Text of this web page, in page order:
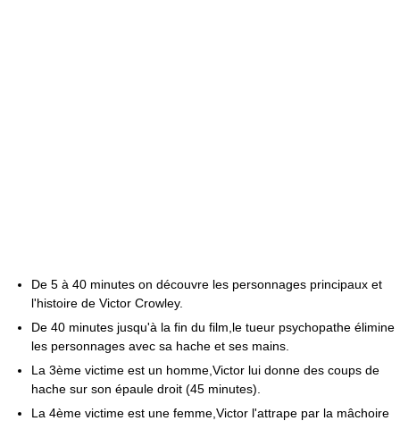
De 5 à 40 minutes on découvre les personnages principaux et
l'histoire de Victor Crowley.
De 40 minutes jusqu'à la fin du film,le tueur psychopathe élimine
les personnages avec sa hache et ses mains.
La 3ème victime est un homme,Victor lui donne des coups de
hache sur son épaule droit (45 minutes).
La 4ème victime est une femme,Victor l'attrape par la mâchoire